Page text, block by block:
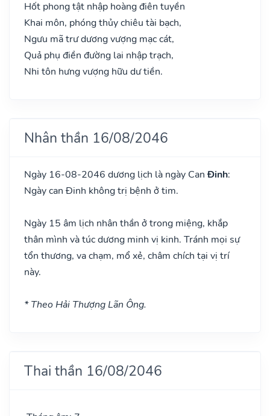
Hốt phong tật nhập hoàng điên tuyền
Khai môn, phóng thủy chiêu tài bạch,
Ngưu mã trư dương vượng mạc cát,
Quả phụ điền đường lai nhập trạch,
Nhi tôn hưng vượng hữu dư tiền.
Nhân thần 16/08/2046
Ngày 16-08-2046 dương lịch là ngày CanĐinh:
Ngày can Đinh không trị bệnh ở tim.
Ngày 15 âm lịch nhân thần ở trong miệng, khắp
thân mình và túc dương minh vị kinh. Tránh mọi sự
tổn thương, va chạm, mổ xẻ, châm chích tại vị trí
này.
* Theo Hải Thượng Lãn Ông.
Thai thần 16/08/2046